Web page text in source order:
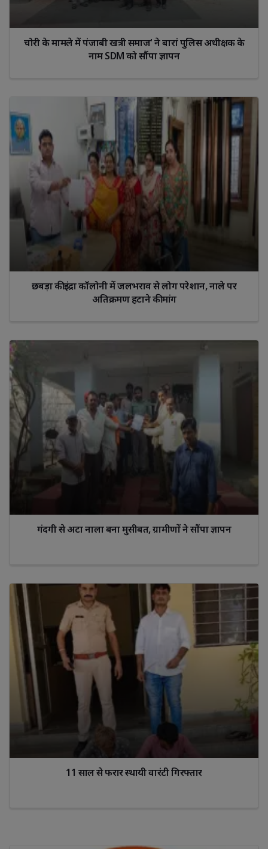
चोरी के मामले में पंजाबी खत्री समाज' ने बारां पुलिस अधीक्षक के
नाम SDM को सौंपा ज्ञापन
​छबड़ा की इंद्रा कॉलोनी में जलभराव से लोग परेशान, नाले पर
अतिक्रमण हटाने की मांग
गंदगी से अटा नाला बना मुसीबत, ग्रामीणों ने सौंपा ज्ञापन
11 साल से फरार स्थायी वारंटी गिरफ्तार